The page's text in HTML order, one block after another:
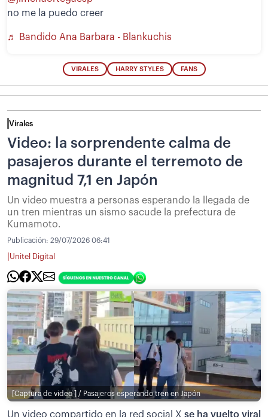
no me la puedo creer
♬ Bandido Ana Barbara - Blankuchis
VIRALES HARRY STYLES FANS
Virales
Video: la sorprendente calma de
pasajeros durante el terremoto de
magnitud 7,1 en Japón
Un video muestra a personas esperando la llegada de
un tren mientras un sismo sacude la prefectura de
Kumamoto.
Publicación: 29/07/2026 06:41
Unitel Digital
[Captura de video ] / Pasajeros esperando tren en Japón
Un video compartido en la red social X se ha vuelto viral